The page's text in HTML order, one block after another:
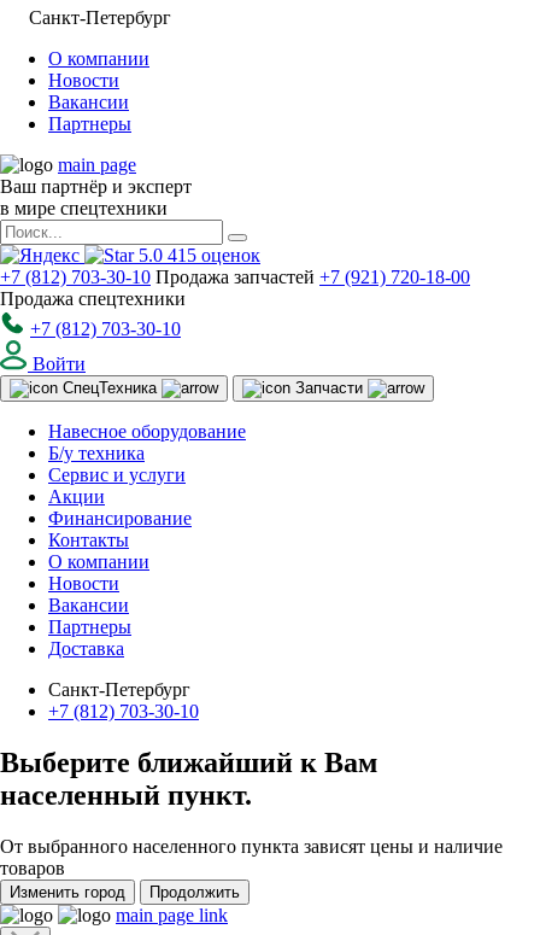
Санкт-Петербург
О компании
Новости
Вакансии
Партнеры
main page
Ваш партнёр и эксперт
в мире спецтехники
5.0 415 оценок
+7 (812) 703-30-10 Продажа запчастей +7 (921) 720-18-00
Продажа спецтехники
+7 (812) 703-30-10
Войти
СпецТехника Запчасти
Навесное оборудование
Б/у техника
Сервис и услуги
Акции
Финансирование
Контакты
О компании
Новости
Вакансии
Партнеры
Доставка
Санкт-Петербург
+7 (812) 703-30-10
Выберите ближайший к Вам
населенный пункт.
От выбранного населенного пункта зависят цены и наличие
товаров
Изменить город Продолжить
main page link